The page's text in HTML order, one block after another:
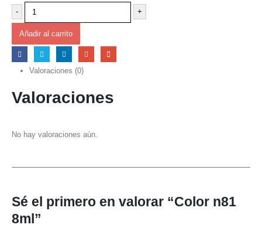
-
+
Añadir al carrito
Valoraciones (0)
Valoraciones
No hay valoraciones aún.
Sé el primero en valorar “Color n81
8ml”